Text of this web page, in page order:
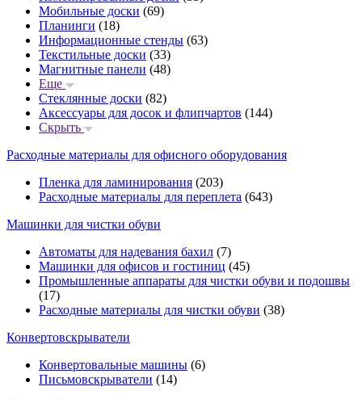
Мобильные доски (69)
Планинги (18)
Информационные стенды (63)
Текстильные доски (33)
Магнитные панели (48)
Еще
Стеклянные доски (82)
Аксессуары для досок и флипчартов (144)
Скрыть
Расходные материалы для офисного оборудования
Пленка для ламинирования (203)
Расходные материалы для переплета (643)
Машинки для чистки обуви
Автоматы для надевания бахил (7)
Машинки для офисов и гостиниц (45)
Промышленные аппараты для чистки обуви и подошвы
(17)
Расходные материалы для чистки обуви (38)
Конвертовскрыватели
Конвертовальные машины (6)
Письмовскрыватели (14)